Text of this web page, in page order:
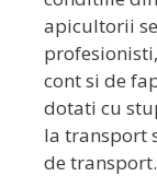
apicultorii
cont si de
dotati cu
la transport
de